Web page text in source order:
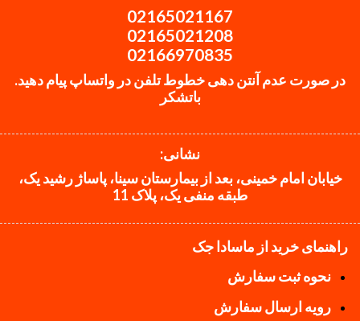
02165021167
02165021208
02166970835
در صورت عدم آنتن دهی خطوط تلفن در واتساپ پیام دهید.
باتشکر
نشانی:
خیابان امام خمینی، بعد از بیمارستان سینا، پاساژ رشید یک،
طبقه منفی یک، پلاک 11
راهنمای خرید از ماسادا جک
نحوه ثبت سفارش
رویه ارسال سفارش